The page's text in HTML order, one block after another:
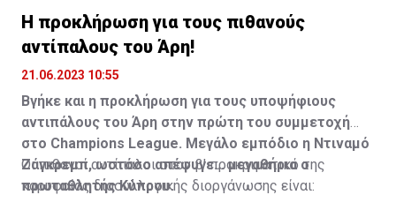
Η προκλήρωση για τους πιθανούς
αντίπαλους του Άρη!
21.06.2023 10:55
Βγήκε και η προκλήρωση για τους υποψήφιους
αντιπάλους του Άρη στην πρώτη του συμμετοχή
στο Champions League. Μεγάλο εμπόδιο η Ντιναμό
Ζάγκρεμπ, ωστόσο απέφυγε... μεγαθήρια ο
πρωταθλητής Κύπρου.
Οι πιθανοί αντίπαλοι στον β' προκριματικό της
κορυφαίας διασυλλογικής διοργάνωσης είναι: